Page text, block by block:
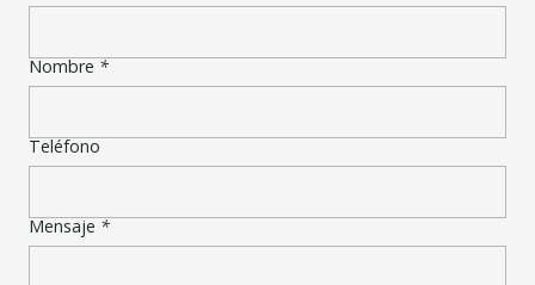
Nombre*
Teléfono
Mensaje*